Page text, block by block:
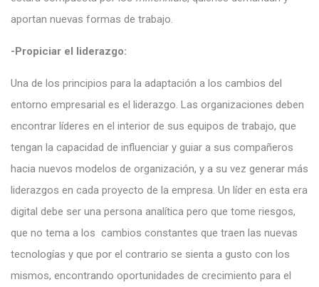
aportan nuevas formas de trabajo.
-Propiciar el liderazgo:
Una de los principios para la adaptación a los cambios del
entorno empresarial es el liderazgo. Las organizaciones deben
encontrar líderes en el interior de sus equipos de trabajo, que
tengan la capacidad de influenciar y guiar a sus compañeros
hacia nuevos modelos de organización, y a su vez generar más
liderazgos en cada proyecto de la empresa. Un líder en esta era
digital debe ser una persona analítica pero que tome riesgos,
que no tema a los cambios constantes que traen las nuevas
tecnologías y que por el contrario se sienta a gusto con los
mismos, encontrando oportunidades de crecimiento para el